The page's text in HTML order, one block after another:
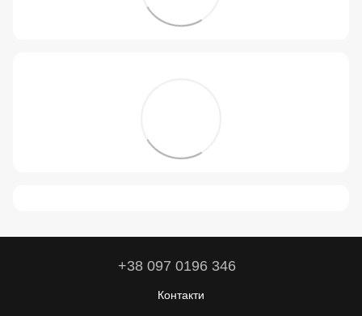
+38 097 0196 346
Контакти